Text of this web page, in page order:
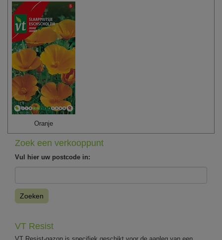
Oranje
Zoek een verkooppunt
Vul hier uw postcode in:
Zoeken
VT Resist